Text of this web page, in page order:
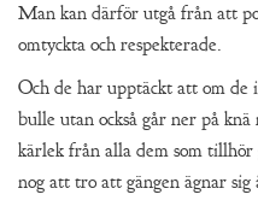
Man kan därför utgå från att
omtyckta och respekterade.
Och de har upptäckt att om de
bulle utan också går ner på
kärlek från alla dem som tillhör
nog att tro att gängen ägnar